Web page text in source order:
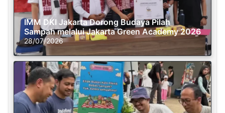
IMM DKI Jakarta Dorong Budaya Pilah
Sampah melalui Jakarta Green Academy 2026
28/07/2026